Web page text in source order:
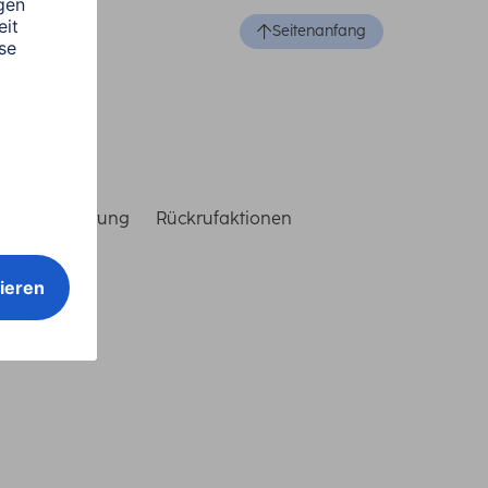
Seitenanfang
Rückrufaktionen